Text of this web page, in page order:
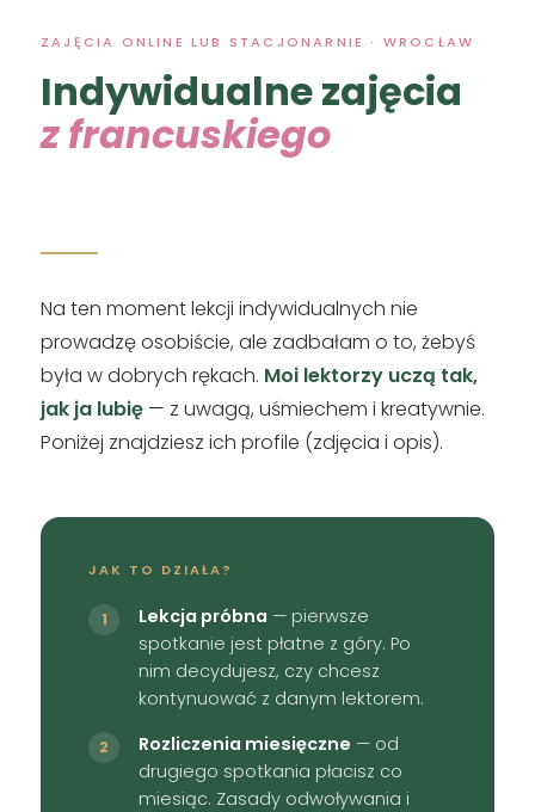
ZAJĘCIA ONLINE LUB STACJONARNIE · WROCŁAW
Indywidualne zajęcia
z francuskiego
Na ten moment lekcji indywidualnych nie
prowadzę osobiście, ale zadbałam o to, żebyś
była w dobrych rękach. Moi lektorzy uczą tak,
jak ja lubię — z uwagą, uśmiechem i kreatywnie.
Poniżej znajdziesz ich profile (zdjęcia i opis).
JAK TO DZIAŁA?
1 Lekcja próbna — pierwsze
spotkanie jest płatne z góry. Po
nim decydujesz, czy chcesz
kontynuować z danym lektorem.
2 Rozliczenia miesięczne — od
drugiego spotkania płacisz co
miesiąc. Zasady odwoływania i